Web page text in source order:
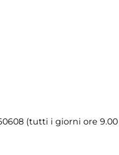
(tutti i giorni ore 9.00